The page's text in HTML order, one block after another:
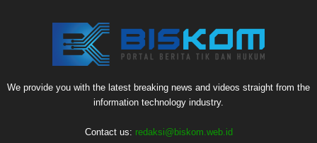
We provide you with the latest breaking news and videos straight from the
information technology industry.
Contact us: redaksi@biskom.web.id